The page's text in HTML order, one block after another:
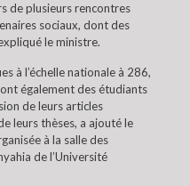
de plusieurs rencontres
sociaux, dont des
le ministre.
à l’échelle nationale à 286,
également des étudiants
de leurs articles
leurs thèses, a ajouté le
à la salle des
de l’Université